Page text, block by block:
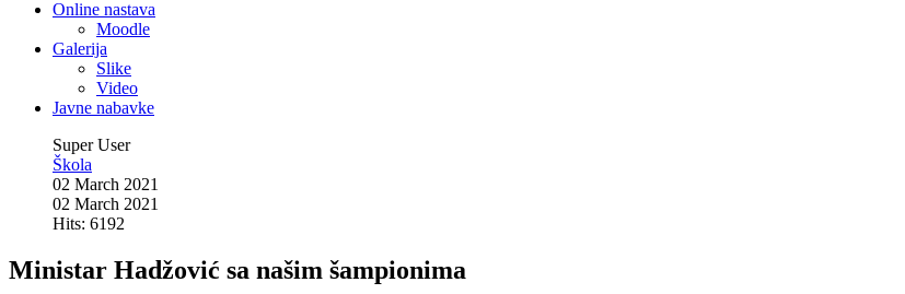
Online nastava
Moodle
Galerija
Slike
Video
Javne nabavke
Super User
Škola
02 March 2021
02 March 2021
Hits: 6192
Ministar Hadžović sa našim šampionima